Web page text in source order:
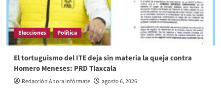
Elecciones Política
El tortuguismo del ITE deja sin materia la queja contra
Homero Meneses: PRD Tlaxcala
Redacción Ahora Infórmate agosto 6, 2026